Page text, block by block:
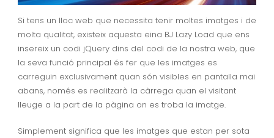
Si tens un lloc web que necessita tenir moltes imatges i de
molta qualitat, existeix aquesta eina BJ Lazy Load que ens
insereix un codi jQuery dins del codi de la nostra web, que
la seva funció principal és fer que les imatges es
carreguin exclusivament quan són visibles en pantalla mai
abans, només es realitzarà la càrrega quan el visitant
lleuge a la part de la pàgina on es troba la imatge.
Simplement significa que les imatges que estan per sota